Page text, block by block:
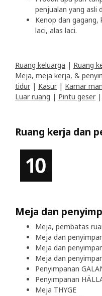
penjualan yang asli
Kenop dan
laci, alas laci.
Ruang keluarga | Ruang
Meja, meja kerja, &
tidur | Kasur | Kamar
Luar ruang | Pintu geser |
Ruang kerja dan
Meja dan
Meja, pembatas
Meja dan
Meja dan
Meja dan
Penyimpanan
Penyimpanan
Meja THYGE